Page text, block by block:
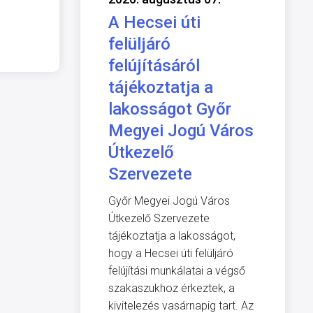
A Hecsei úti
felüljáró
felújításáról
tájékoztatja a
lakosságot Győr
Megyei Jogú Város
Útkezelő
Szervezete
Győr Megyei Jogú Város
Útkezelő Szervezete
tájékoztatja a lakosságot,
hogy a Hecsei úti felüljáró
felújítási munkálatai a végső
szakaszukhoz érkeztek, a
kivitelezés vasárnapig tart. Az